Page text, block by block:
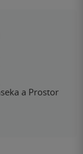
a Prostor